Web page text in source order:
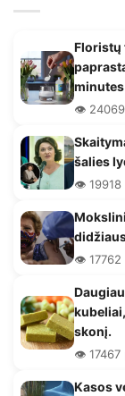
Floristų
minutes
👁️
šalies
👁️ 19918
👁️ 17762
skonį.
👁️ 17467
Kasos